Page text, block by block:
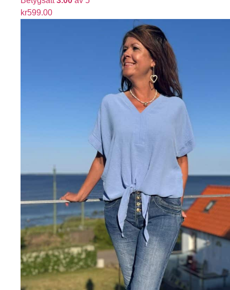
kr599.00